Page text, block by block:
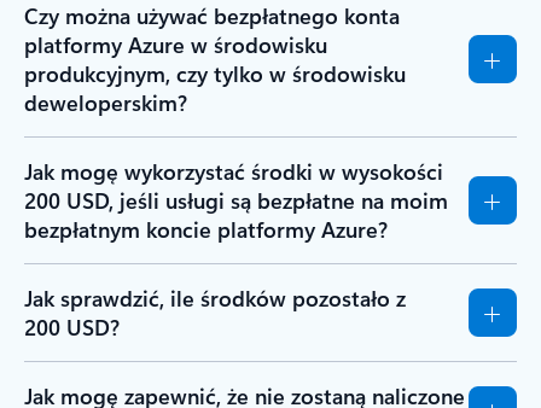
Czy można używać bezpłatnego konta
platformy Azure w środowisku
produkcyjnym, czy tylko w środowisku
deweloperskim?
Jak mogę wykorzystać środki w wysokości
200 USD, jeśli usługi są bezpłatne na moim
bezpłatnym koncie platformy Azure?
Jak sprawdzić, ile środków pozostało z
200 USD?
Jak mogę zapewnić, że nie zostaną naliczone